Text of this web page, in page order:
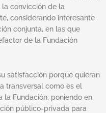
convicción de la
considerando interesante
conjunta, en las que
de la Fundación
satisfacción porque quieran
transversal como es el
Fundación, poniendo en
público-privada para